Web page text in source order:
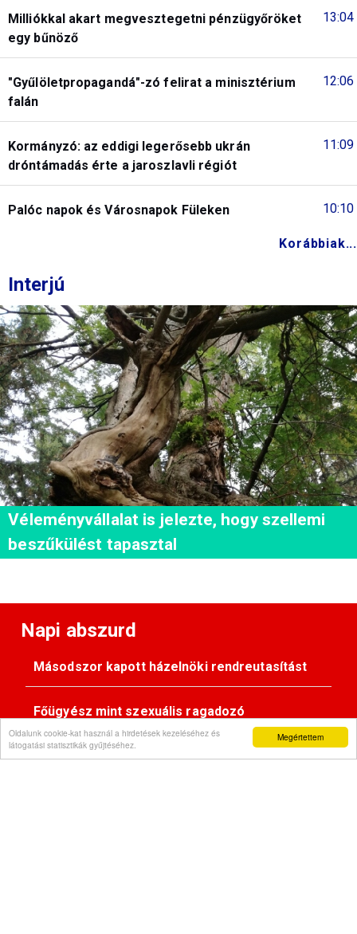
Megértettem
Oldalunk cookie-kat használ a hirdetések kezeléséhez és
látogatási statisztikák gyűjtéséhez.
13:04
Milliókkal akart megvesztegetni pénzügyőröket
egy bűnöző
12:06
"Gyűlöletpropagandá"-zó felirat a minisztérium
falán
11:09
Kormányzó: az eddigi legerősebb ukrán
dróntámadás érte a jaroszlavli régiót
10:10
Palóc napok és Városnapok Füleken
Korábbiak...
Interjú
Véleményvállalat is jelezte, hogy szellemi
beszűkülést tapasztal
Napi abszurd
Másodszor kapott házelnöki rendreutasítást
Főügyész mint szexuális ragadozó
Pimasz önkényúr